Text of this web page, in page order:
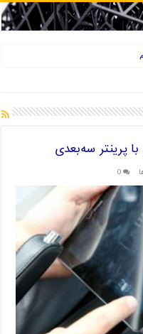
پرینتر سه‌بعدی
0